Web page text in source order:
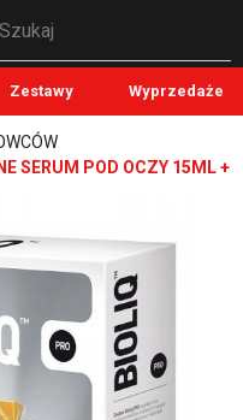
Szukaj
Zestawy Wyprzedaże
SERUM POD OCZY 15ML +